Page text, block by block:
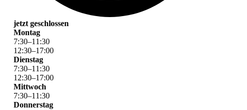
jetzt geschlossen
Montag
7:30–11 :30
12:30–17:00
Dienstag
7:30–11 :30
12:30–17:00
Mittwoch
7:30–11 :30
Donnerstag